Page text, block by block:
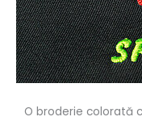
O broderie colorată